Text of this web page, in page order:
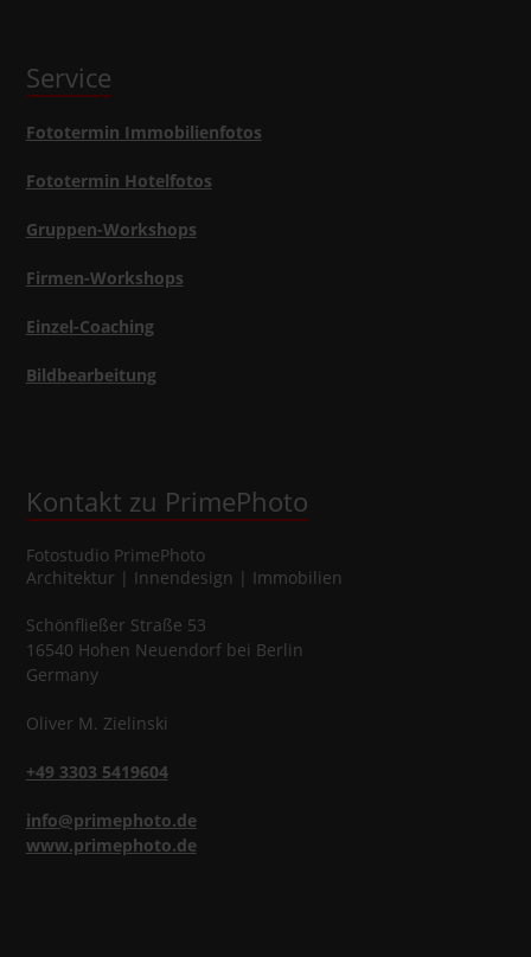
Service
Fototermin Immobilienfotos
Fototermin Hotelfotos
Gruppen-Workshops
Firmen-Workshops
Einzel-Coaching
Bildbearbeitung
Kontakt zu PrimePhoto
Fotostudio PrimePhoto
Architektur | Innendesign | Immobilien
Schönfließer Straße 53
16540 Hohen Neuendorfbei Berlin
Germany
Oliver M. Zielinski
+49 3303 5419604
info@primephoto.de
www.primephoto.de